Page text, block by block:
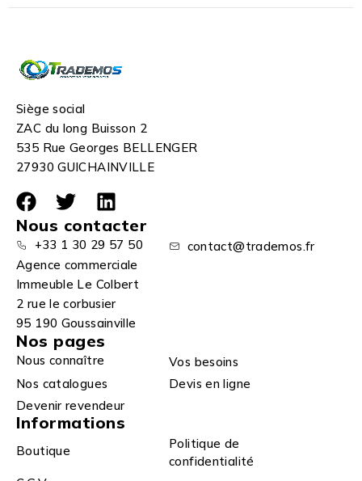
Siège social
ZAC du long Buisson 2
535 Rue Georges BELLENGER
27930 GUICHAINVILLE
Nous contacter
+33 1 30 29 57 50
contact@trademos.fr
Agence commerciale
Immeuble Le Colbert
2 rue le corbusier
95 190 Goussainville
Nos pages
Nous connaître
Vos besoins
Nos catalogues
Devis en ligne
Devenir revendeur
Informations
Boutique
Politique de
confidentialité